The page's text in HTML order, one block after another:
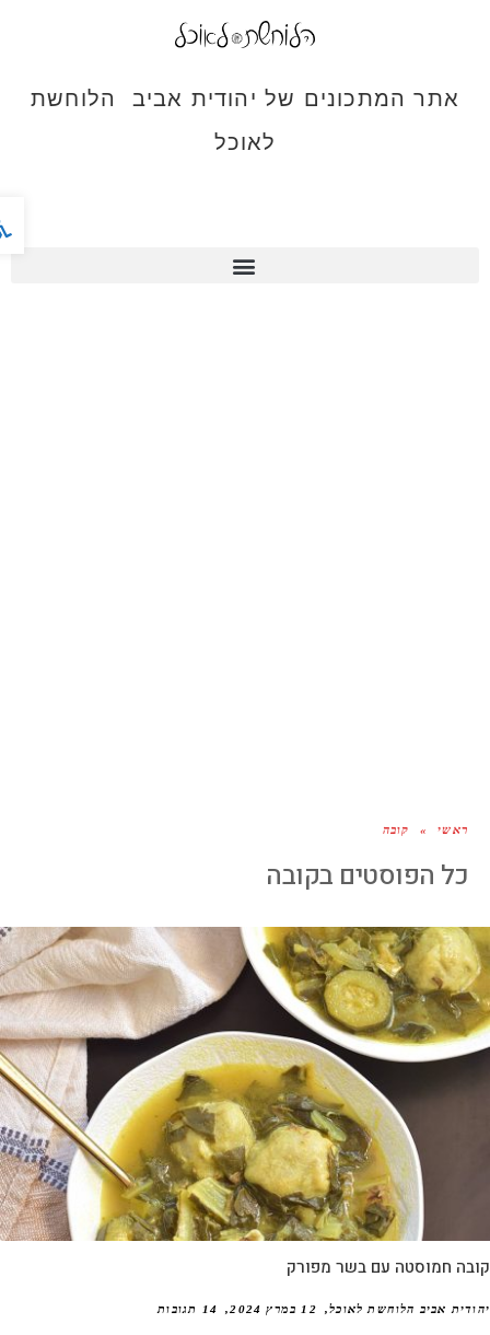
אתר המתכונים של יהודית אביב הלוחשת
לאוכל
ראשי » קובה
כל הפוסטים ב קובה
חמוסטה עם בשר מפורק
אביב הלוחשת לאוכל 12 במרץ 2024 14 תגובות